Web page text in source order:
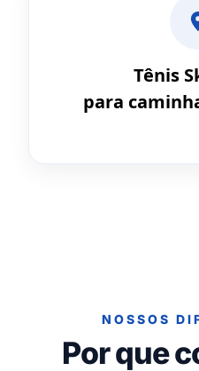
Tênis
para
NOSSOS
Por que